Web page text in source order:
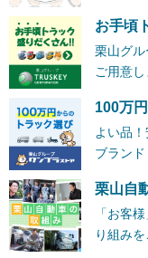
お手頃
栗山グ
ご用意し
100万
よい品
ブランド
栗山自
「お客
り組みを